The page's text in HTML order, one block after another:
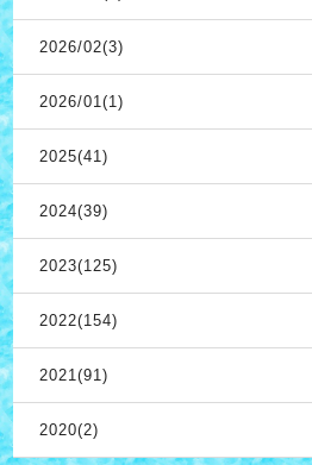
2026/02(3)
2026/01(1)
2025(41)
2024(39)
2023(125)
2022(154)
2021(91)
2020(2)